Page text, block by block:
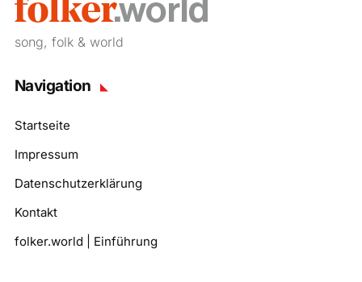
song, folk & world
Navigation
Startseite
Impressum
Datenschutzerklärung
Kontakt
folker.world | Einführung